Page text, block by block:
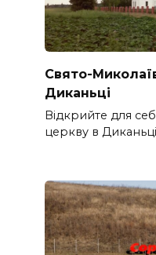
Свято-
Диканьці
Відкрийте для
церкву в Диканьці